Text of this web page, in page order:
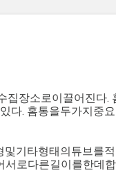
장소로이끌어진다.
다. 홈통을두가지중
기타형태의튜브를
로다른길이를한데